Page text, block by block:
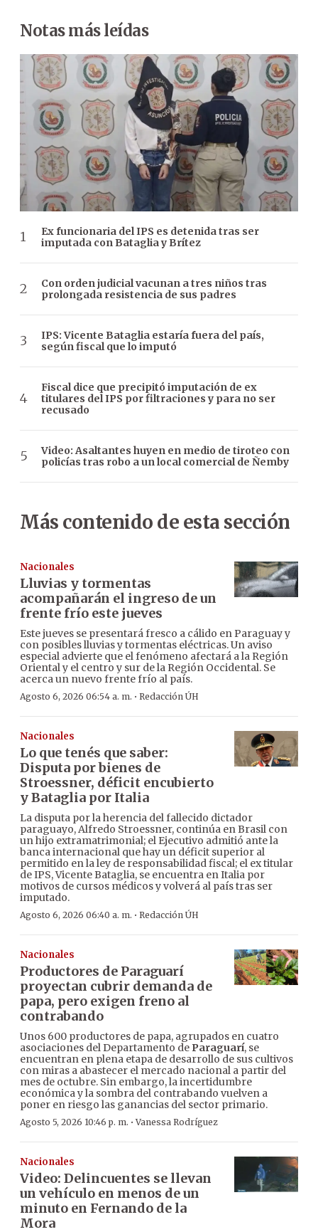
Notas más leídas
Ex funcionaria del IPS es detenida tras ser
imputada con Bataglia y Brítez
Con orden judicial vacunan a tres niños tras
prolongada resistencia de sus padres
IPS: Vicente Bataglia estaría fuera del país,
según fiscal que lo imputó
Fiscal dice que precipitó imputación de ex
titulares del IPS por filtraciones y para no ser
recusado
Video: Asaltantes huyen en medio de tiroteo con
policías tras robo a un local comercial de Ñemby
Más contenido de esta sección
Nacionales
Lluvias y tormentas
acompañarán el ingreso de un
frente frío este jueves
Este jueves se presentará fresco a cálido en Paraguay y
con posibles lluvias y tormentas eléctricas. Un aviso
especial advierte que el fenómeno afectará a la Región
Oriental y el centro y sur de la Región Occidental. Se
acerca un nuevo frente frío al país.
Agosto 6, 2026 06:54 a. m. · Redacción ÚH
Nacionales
Lo que tenés que saber:
Disputa por bienes de
Stroessner, déficit encubierto
y Bataglia por Italia
La disputa por la herencia del fallecido dictador
paraguayo, Alfredo Stroessner, continúa en Brasil con
un hijo extramatrimonial; el Ejecutivo admitió ante la
banca internacional que hay un déficit superior al
permitido en la ley de responsabilidad fiscal; el ex titular
de IPS, Vicente Bataglia, se encuentra en Italia por
motivos de cursos médicos y volverá al país tras ser
imputado.
Agosto 6, 2026 06:40 a. m. · Redacción ÚH
Nacionales
Productores de Paraguarí
proyectan cubrir demanda de
papa, pero exigen freno al
contrabando
Unos 600 productores de papa, agrupados en cuatro
asociaciones del Departamento de Paraguarí, se
encuentran en plena etapa de desarrollo de sus cultivos
con miras a abastecer el mercado nacional a partir del
mes de octubre. Sin embargo, la incertidumbre
económica y la sombra del contrabando vuelven a
poner en riesgo las ganancias del sector primario.
Agosto 5, 2026 10:46 p. m. ·Vanessa Rodríguez
Nacionales
Video: Delincuentes se llevan
un vehículo en menos de un
minuto en Fernando de la
Mora